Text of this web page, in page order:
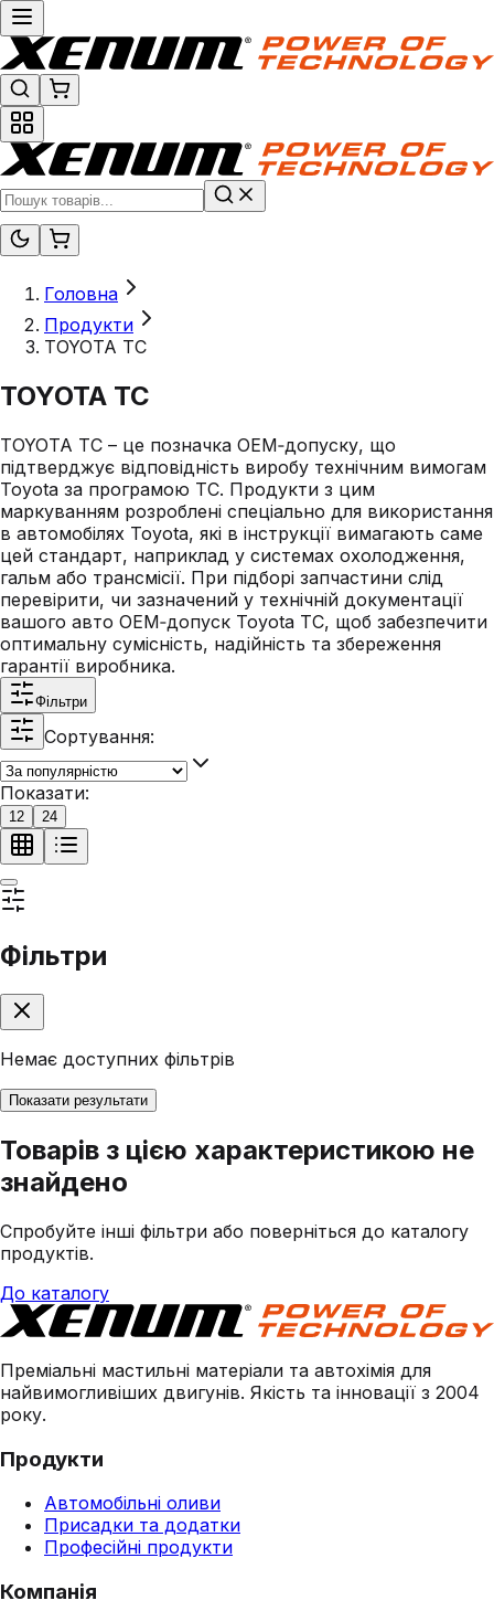
Головна
Продукти
TOYOTA TC
TOYOTA TC
TOYOTA TC – це позначка OEM‑допуску, що
підтверджує відповідність виробу технічним вимогам
Toyota за програмою TC. Продукти з цим
маркуванням розроблені спеціально для використання
в автомобілях Toyota, які в інструкції вимагають саме
цей стандарт, наприклад у системах охолодження,
гальм або трансмісії. При підборі запчастини слід
перевірити, чи зазначений у технічній документації
вашого авто OEM‑допуск Toyota TC, щоб забезпечити
оптимальну сумісність, надійність та збереження
гарантії виробника.
Фільтри
Сортування:
Показати:
12 24
Фільтри
Немає доступних фільтрів
Показати результати
Товарів з цією характеристикою не
знайдено
Спробуйте інші фільтри або поверніться до каталогу
продуктів.
До каталогу
Преміальні мастильні матеріали та автохімія для
найвимогливіших двигунів. Якість та інновації з 2004
року.
Продукти
Автомобільні оливи
Присадки та додатки
Професійні продукти
Компанія